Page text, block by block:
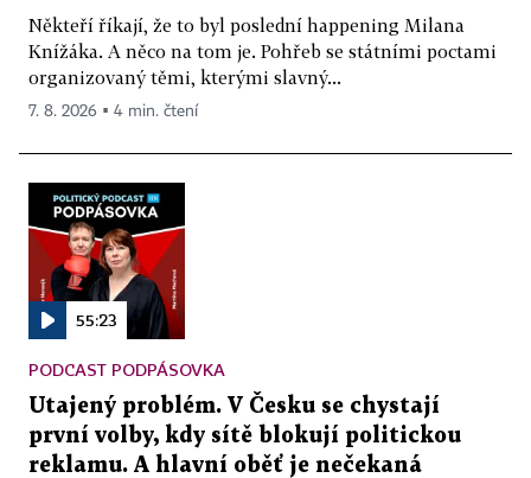
Někteří říkají, že to byl poslední happening Milana
Knížáka. A něco na tom je. Pohřeb se státními poctami
organizovaný těmi, kterými slavný...
7. 8. 2026 ▪ 4 min. čtení
55:23
PODCAST PODPÁSOVKA
Utajený problém. V Česku se chystají
první volby, kdy sítě blokují politickou
reklamu. A hlavní oběť je nečekaná